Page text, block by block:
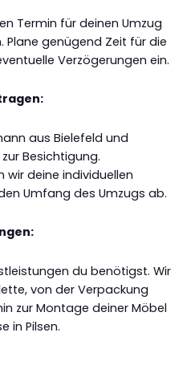
Termin für deinen Umzug
Plane genügend Zeit für die
Verzögerungen ein.
aus Bielefeld und
Besichtigung.
deine individuellen
Umfang des Umzugs ab.
du benötigst. Wir
von der Verpackung
zur Montage deiner Möbel
in Pilsen.